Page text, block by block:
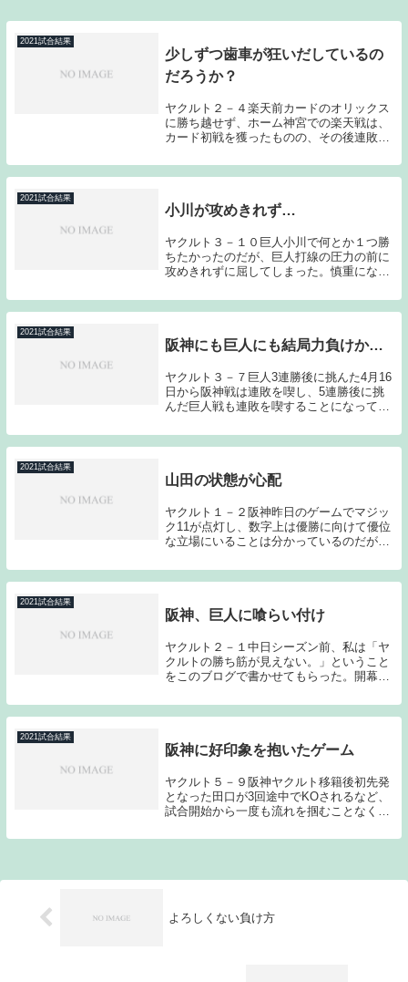
2021試合結果
少しずつ歯車が狂いだしているの
だろうか？
ヤクルト２－４楽天前カードのオリックス
に勝ち越せず、ホーム神宮での楽天戦は、
カード初戦を獲ったものの、その後連敗で
た。前日に続いて序盤に先制点を奪う理想
的なゲームの入りにはなっていたのだが、
2021試合結果
小川が攻めきれず…
ヤクルト３－１０巨人小川で何とか１つ勝
ちたかったのだが、巨人打線の圧力の前に
攻めきれずに屈してしまった。慎重になる
で手放してしまった。巨人との3連戦、続
く阪神との3連戦がヤクルトにとって前半
2021試合結果
阪神にも巨人にも結局力負けか…
ヤクルト３－７巨人3連勝後に挑んた4月16
日から阪神戦は連敗を喫し、5連勝後に挑
んだ巨人戦も連敗を喫することになってし
結果である。昨日、今日の投手陣が完全に
巨人の主力打者に掴まってしまった。要所
2021試合結果
山田の状態が心配
ヤクルト１－２阪神昨日のゲームでマジッ
ク11が点灯し、数字上は優勝に向けて優位
な立場にいることは分かっているのだが、
る。序盤のチャンスで秋山を打ち崩せなか
ったこと、最終回のチャンスで山田、村上
2021試合結果
阪神、巨人に喰らい付け
ヤクルト２－１中日シーズン前、私は「ヤ
クルトの勝ち筋が見えない。」ということ
をこのブログで書かせてもらった。開幕シ
時代の到来を覚悟した。しかしである。こ
こまでチームは首位阪神、2位巨人に喰ら
2021試合結果
阪神に好印象を抱いたゲーム
ヤクルト５－９阪神ヤクルト移籍後初先発
となった田口が3回途中でKOされるなど、
試合開始から一度も流れを掴むことなく開
きくなった阪神への好印象を抱く場面が多
よろしくない負け方